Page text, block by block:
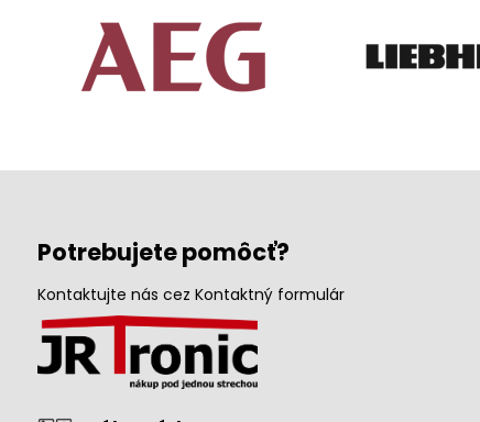
Potrebujete pomôcť?
Kontaktujte nás cez Kontaktný formulár